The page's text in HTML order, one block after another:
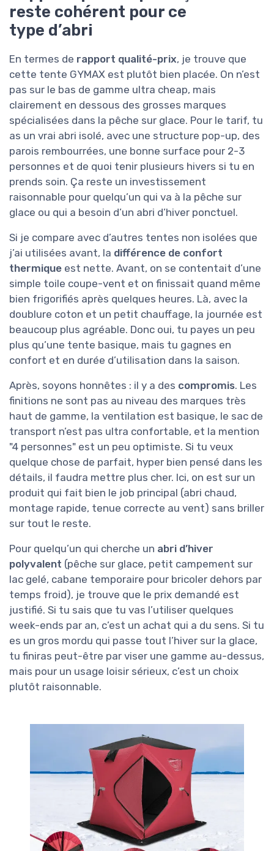
reste cohérent pour ce
type d’abri
En termes de rapport qualité-prix, je trouve que
cette tente GYMAX est plutôt bien placée. On n’est
pas sur le bas de gamme ultra cheap, mais
clairement en dessous des grosses marques
spécialisées dans la pêche sur glace. Pour le tarif, tu
as un vrai abri isolé, avec une structure pop-up, des
parois rembourrées, une bonne surface pour 2-3
personnes et de quoi tenir plusieurs hivers si tu en
prends soin. Ça reste un investissement
raisonnable pour quelqu’un qui va à la pêche sur
glace ou qui a besoin d’un abri d’hiver ponctuel.
Si je compare avec d’autres tentes non isolées que
j’ai utilisées avant, la différence de confort
thermique est nette. Avant, on se contentait d’une
simple toile coupe-vent et on finissait quand même
bien frigorifiés après quelques heures. Là, avec la
doublure coton et un petit chauffage, la journée est
beaucoup plus agréable. Donc oui, tu payes un peu
plus qu’une tente basique, mais tu gagnes en
confort et en durée d’utilisation dans la saison.
Après, soyons honnêtes : il y a des compromis. Les
finitions ne sont pas au niveau des marques très
haut de gamme, la ventilation est basique, le sac de
transport n’est pas ultra confortable, et la mention
"4 personnes" est un peu optimiste. Si tu veux
quelque chose de parfait, hyper bien pensé dans les
détails, il faudra mettre plus cher. Ici, on est sur un
produit qui fait bien le job principal (abri chaud,
montage rapide, tenue correcte au vent) sans briller
sur tout le reste.
Pour quelqu’un qui cherche un abri d’hiver
polyvalent (pêche sur glace, petit campement sur
lac gelé, cabane temporaire pour bricoler dehors par
temps froid), je trouve que le prix demandé est
justifié. Si tu sais que tu vas l’utiliser quelques
week-ends par an, c’est un achat qui a du sens. Si tu
es un gros mordu qui passe tout l’hiver sur la glace,
tu finiras peut-être par viser une gamme au-dessus,
mais pour un usage loisir sérieux, c’est un choix
plutôt raisonnable.